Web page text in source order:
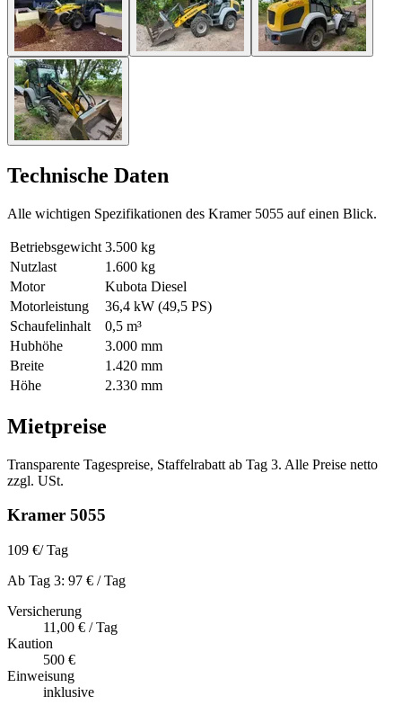
Technische Daten
Alle wichtigen Spezifikationen des Kramer 5055 auf einen Blick.
Betriebsgewicht 3.500 kg
Nutzlast
1.600 kg
Motor
Kubota Diesel
Motorleistung
36,4 kW (49,5 PS)
Schaufelinhalt
0,5 m³
Hubhöhe
3.000 mm
Breite
1.420 mm
Höhe
2.330 mm
Mietpreise
Transparente Tagespreise, Staffelrabatt ab Tag 3. Alle Preise netto
zzgl. USt.
Kramer 5055
109 €/ Tag
Ab Tag 3: 97 € / Tag
Versicherung
11,00 € / Tag
Kaution
500 €
Einweisung
inklusive